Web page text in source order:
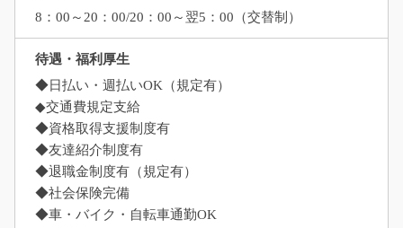
8：00～20：00/20：00～翌5：00（交替制）
待遇・福利厚生
◆日払い・週払いOK（規定有）
◆交通費規定支給
◆資格取得支援制度有
◆友達紹介制度有
◆退職金制度有（規定有）
◆社会保険完備
◆車・バイク・自転車通勤OK